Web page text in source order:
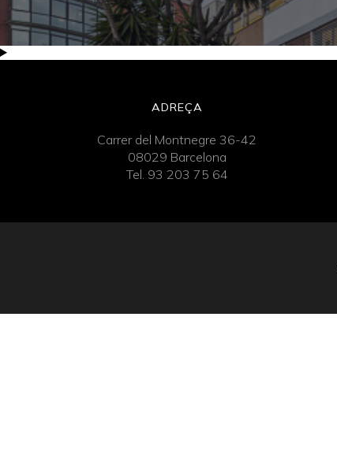
ADREÇA
Carrer del Montnegre 36-42
08029 Barcelona
Tel. 93 203 75 64